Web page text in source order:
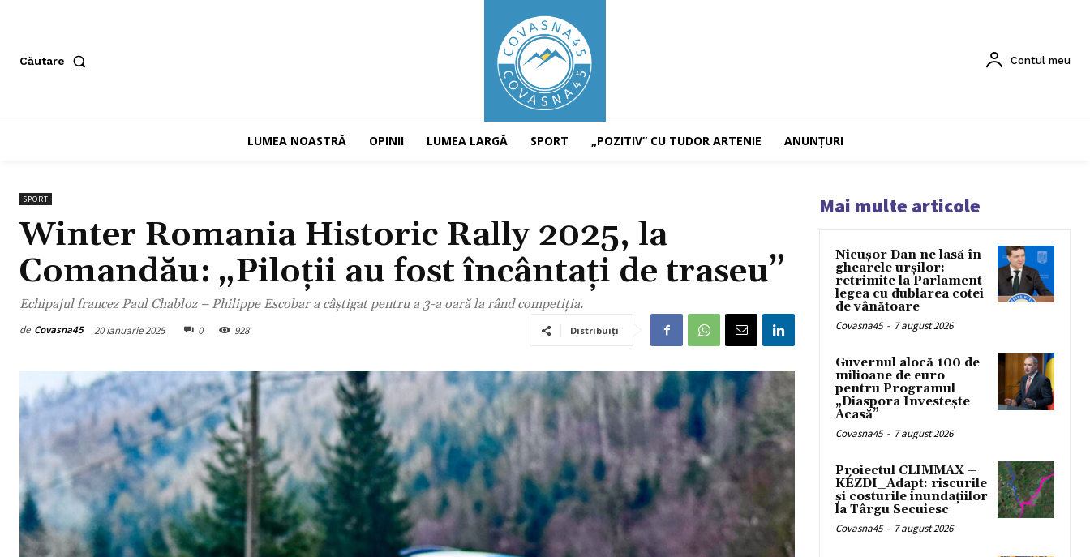
Căutare Contul meu
LUMEA NOASTRĂ OPINII LUMEA LARGĂ SPORT „POZITIV” CU TUDOR ARTENIE ANUNȚURI
SPORT
Winter Romania Historic Rally 2025, la
Comandău: „Piloții au fost încântați de traseu”
Echipajul francez Paul Chabloz – Philippe Escobar a câștigat pentru a 3-a oară la rând competiția.
de Covasna45 20 ianuarie 2025 0 928 Distribuiți
Mai multe articole
Nicușor Dan ne lasă în
ghearele urșilor:
retrimite la Parlament
legea cu dublarea cotei
de vânătoare
Covasna45 - 7 august 2026
Guvernul alocă 100 de
milioane de euro
pentru Programul
„Diaspora Investește
Acasă”
Covasna45 - 7 august 2026
Proiectul CLIMMAX –
KÉZDI_Adapt: riscurile
și costurile inundațiilor
la Târgu Secuiesc
Covasna45 - 7 august 2026